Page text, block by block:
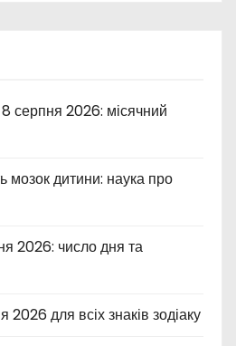
серпня 2026: місячний
мозок дитини: наука про
2026: число дня та
для всіх знаків зодіаку